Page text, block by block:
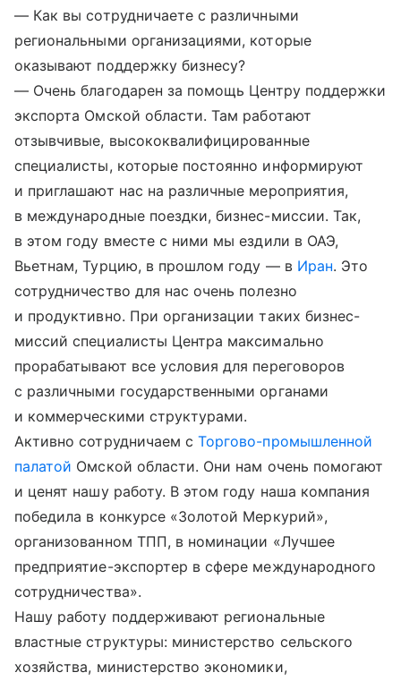
— Как вы сотрудничаете с различными
региональными организациями, которые
оказывают поддержку бизнесу?
— Очень благодарен за помощь Центру поддержки
экспорта Омской области. Там работают
отзывчивые, высококвалифицированные
специалисты, которые постоянно информируют
и приглашают нас на различные мероприятия,
в международные поездки, бизнес-миссии. Так,
в этом году вместе с ними мы ездили в ОАЭ,
Вьетнам, Турцию, в прошлом году — в Иран. Это
сотрудничество для нас очень полезно
и продуктивно. При организации таких бизнес-
миссий специалисты Центра максимально
прорабатывают все условия для переговоров
с различными государственными органами
и коммерческими структурами.
Активно сотрудничаем сТоргово-промышленной
палатой Омской области. Они нам очень помогают
и ценят нашу работу. В этом году наша компания
победила в конкурсе «Золотой Меркурий»,
организованном ТПП, в номинации «Лучшее
предприятие-экспортер в сфере международного
сотрудничества».
Нашу работу поддерживают региональные
властные структуры: министерство сельского
хозяйства, министерство экономики,